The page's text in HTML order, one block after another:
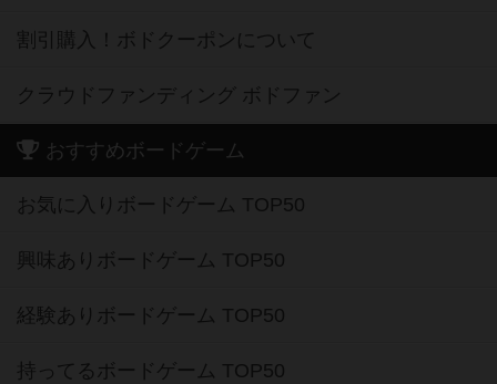
割引購入！ボドクーポンについて
クラウドファンディング ボドファン
おすすめボードゲーム
お気に入りボードゲーム TOP50
興味ありボードゲーム TOP50
経験ありボードゲーム TOP50
持ってるボードゲーム TOP50